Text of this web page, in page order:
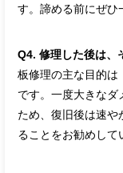
す。諦める前にぜひ
Q4. 修理した後は、
板修理の主な目的は
です。一度大きなダ
ため、復旧後は速
ることをお勧めして